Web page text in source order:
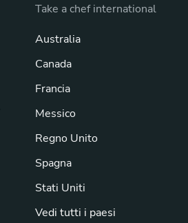
Take a chef international
Australia
Canada
Francia
Messico
Regno Unito
Spagna
Stati Uniti
Vedi tutti i paesi